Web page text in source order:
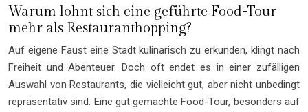
Warum lohnt sich eine geführte Food-Tour
mehr als Restauranthopping?
Auf eigene Faust eine Stadt kulinarisch zu erkunden, klingt nach
Freiheit und Abenteuer. Doch oft endet es in einer zufälligen
Auswahl von Restaurants, die vielleicht gut, aber nicht unbedingt
repräsentativ sind. Eine gut gemachte Food-Tour, besonders auf